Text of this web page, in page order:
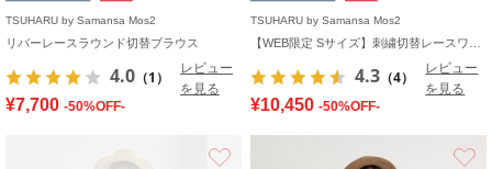
TSUHARU by Samansa Mos2
リバーレースラウンド切替ブラウス
4.0 （1）
レビュー
を見る
¥7,700 -50%OFF-
TSUHARU by Samansa Mos2
4.3 （4）
レビュー
を見る
¥10,450 -50%OFF-